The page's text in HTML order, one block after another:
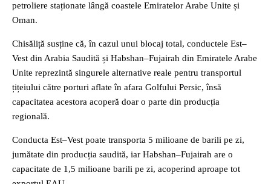
petroliere staționate lângă coastele Emiratelor Arabe Unite și
Oman.
Chisăliță susține că, în cazul unui blocaj total, conductele Est–
Vest din Arabia Saudită și Habshan–Fujairah din Emiratele Arabe
Unite reprezintă singurele alternative reale pentru transportul
țițeiului către porturi aflate în afara Golfului Persic, însă
capacitatea acestora acoperă doar o parte din producția
regională.
Conducta Est–Vest poate transporta 5 milioane de barili pe zi,
jumătate din producția saudită, iar Habshan–Fujairah are o
capacitate de 1,5 milioane barili pe zi, acoperind aproape tot